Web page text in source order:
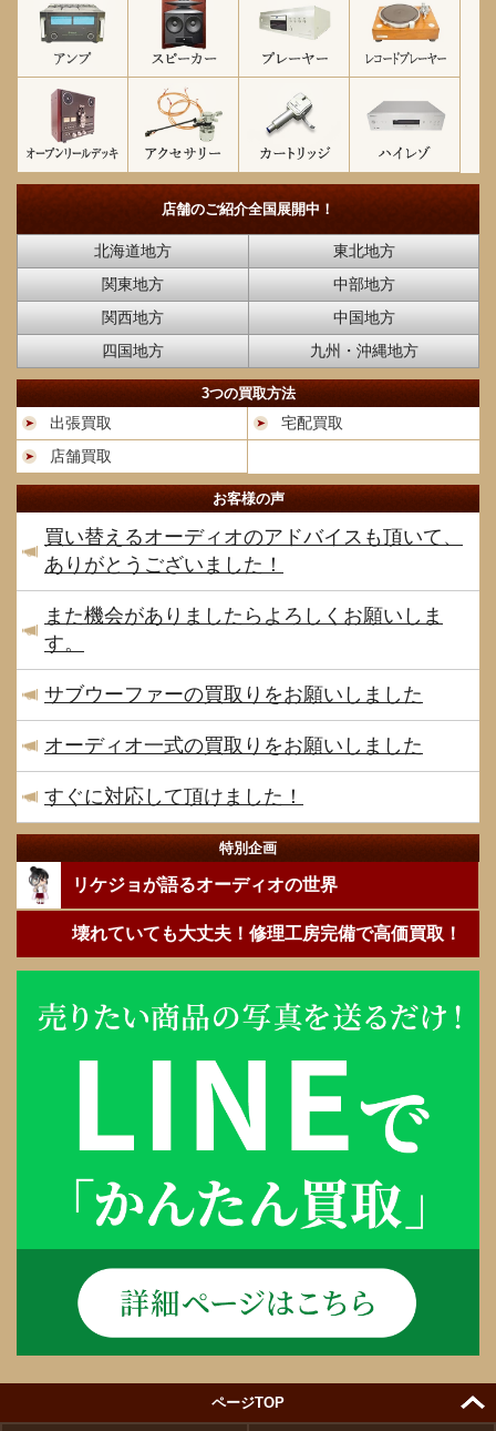
店舗のご紹介全国展開中！
北海道地方
東北地方
関東地方
中部地方
関西地方
中国地方
四国地方
九州・沖縄地方
3つの買取方法
出張買取
宅配買取
店舗買取
お客様の声
買い替えるオーディオのアドバイスも頂いて、
ありがとうございました！
また機会がありましたらよろしくお願いしま
す。
サブウーファーの買取りをお願いしました
オーディオ一式の買取りをお願いしました
すぐに対応して頂けました！
特別企画
リケジョが語るオーディオの世界
壊れていても大丈夫！修理工房完備で高価買取！
ページTOP